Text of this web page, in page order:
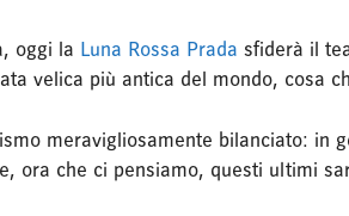
oggi la Luna Rossa Prada sfiderà il
velica più antica del mondo, cosa
meravigliosamente bilanciato: in
ora che ci pensiamo, questi ultimi